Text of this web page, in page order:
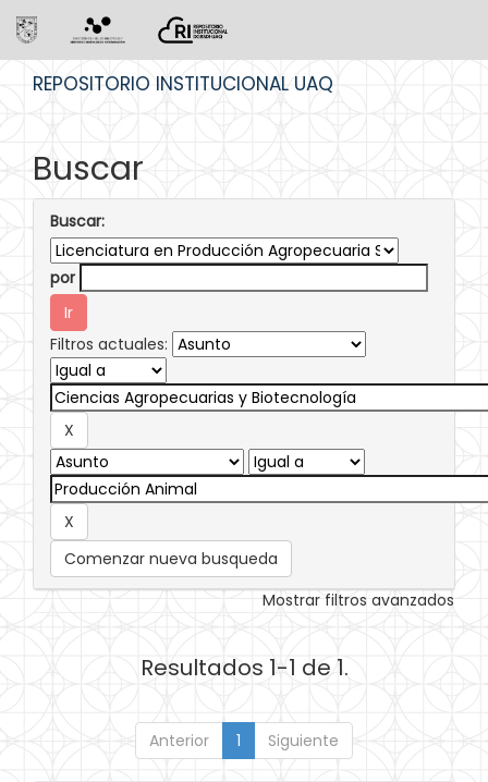
REPOSITORIO INSTITUCIONAL UAQ
Buscar
Buscar:
por
Filtros actuales:
Comenzar nueva busqueda
Mostrar filtros avanzados
Resultados 1-1 de 1.
Anterior 1 Siguiente